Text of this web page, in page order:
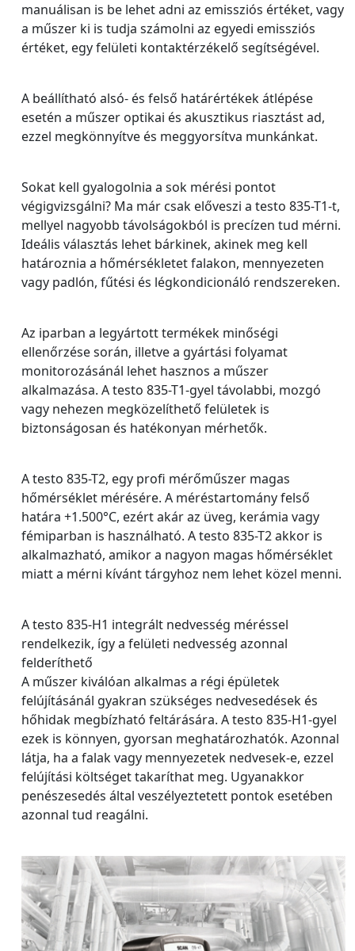
manuálisan is be lehet adni az emissziós értéket, vagy
a műszer ki is tudja számolni az egyedi emissziós
értéket, egy felületi kontaktérzékelő segítségével.
A beállítható alsó- és felső határértékek átlépése
esetén a műszer optikai és akusztikus riasztást ad,
ezzel megkönnyítve és meggyorsítva munkánkat.
Sokat kell gyalogolnia a sok mérési pontot
végigvizsgálni? Ma már csak előveszi a testo 835-T1-t,
mellyel nagyobb távolságokból is precízen tud mérni.
Ideális választás lehet bárkinek, akinek meg kell
határoznia a hőmérsékletet falakon, mennyezeten
vagy padlón, fűtési és légkondicionáló rendszereken.
Az iparban a legyártott termékek minőségi
ellenőrzése során, illetve a gyártási folyamat
monitorozásánál lehet hasznos a műszer
alkalmazása. A testo 835-T1-gyel távolabbi, mozgó
vagy nehezen megközelíthető felületek is
biztonságosan és hatékonyan mérhetők.
A testo 835-T2, egy profi mérőműszer magas
hőmérséklet mérésére. A méréstartomány felső
határa +1.500°C, ezért akár az üveg, kerámia vagy
fémiparban is használható. A testo 835-T2 akkor is
alkalmazható, amikor a nagyon magas hőmérséklet
miatt a mérni kívánt tárgyhoz nem lehet közel menni.
A testo 835-H1 integrált nedvesség méréssel
rendelkezik, így a felületi nedvesség azonnal
felderíthető
A műszer kiválóan alkalmas a régi épületek
felújításánál gyakran szükséges nedvesedések és
hőhidak megbízható feltárására. A testo 835-H1-gyel
ezek is könnyen, gyorsan meghatározhatók. Azonnal
látja, ha a falak vagy mennyezetek nedvesek-e, ezzel
felújítási költséget takaríthat meg. Ugyanakkor
penészesedés által veszélyeztetett pontok esetében
azonnal tud reagálni.